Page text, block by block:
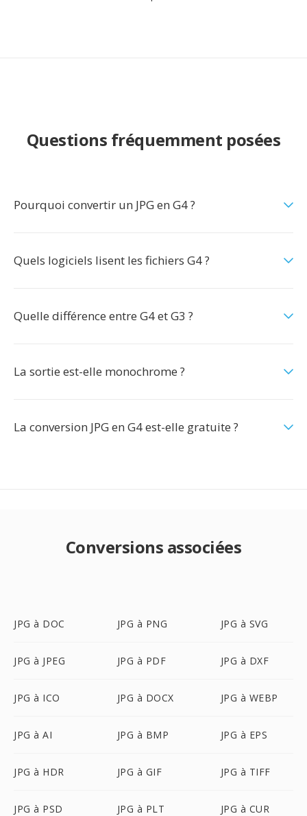
Questions fréquemment posées
Pourquoi convertir un JPG en G4 ?
Quels logiciels lisent les fichiers G4 ?
Quelle différence entre G4 et G3 ?
La sortie est-elle monochrome ?
La conversion JPG en G4 est-elle gratuite ?
Conversions associées
JPG à DOC JPG à PNG JPG à SVG
JPG à JPEG JPG à PDF JPG à DXF
JPG à ICO JPG à DOCX JPG à WEBP
JPG à AI JPG à BMP JPG à EPS
JPG à HDR JPG à GIF JPG à TIFF
JPG à PSD JPG à PLT JPG à CUR